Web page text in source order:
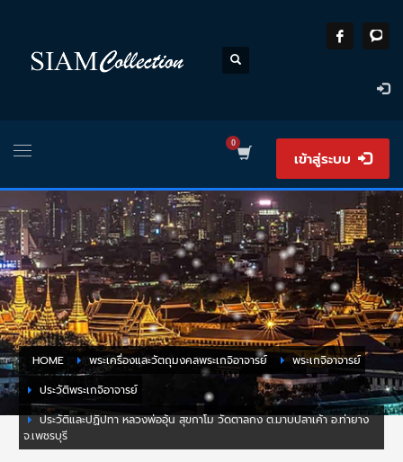
เข้าสู่ระบบ
HOME พระเครื่องและวัตถุมงคลพระเกจิอาจารย์
พระเกจิอาจารย์
ประวัติพระเกจิอาจารย์
ประวัติและปฏิปทา หลวงพ่ออุ้น สุขกาโม วัดตาลกง ต.มาบปลาเค้า อ.ท่ายาง
จ.เพชรบุรี